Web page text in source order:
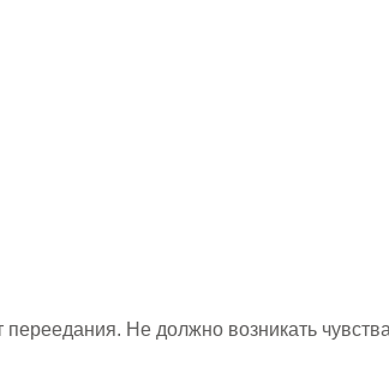
Не должно возникать